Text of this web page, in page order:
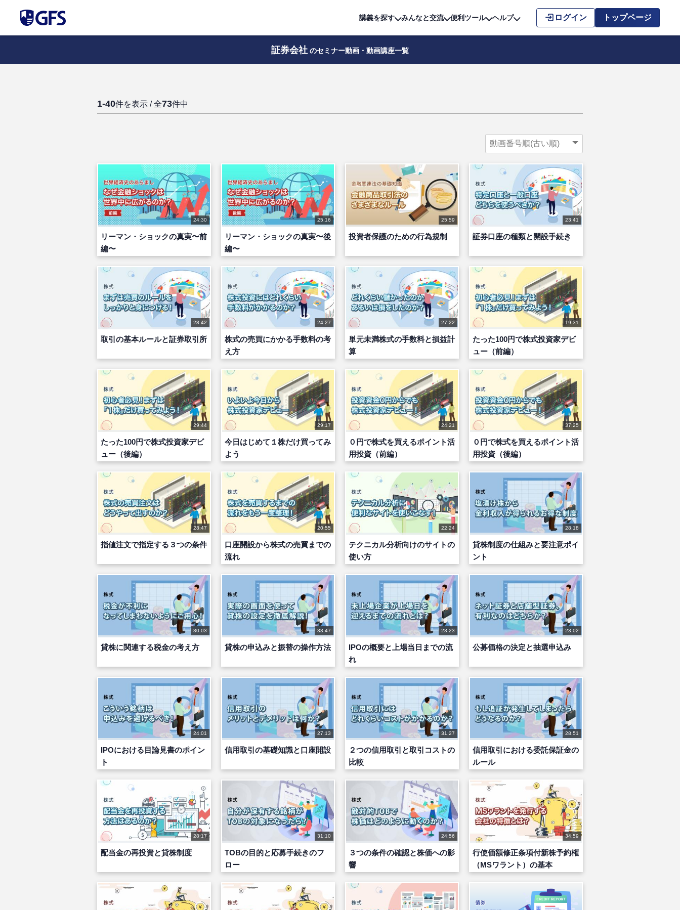
講義を探す みんなと交流 便利ツール ヘルプ ログイン トップページ
証券会社 のセミナー動画・動画講座一覧
1-40件を表示 / 全73件中
24:30
リーマン・ショックの真実〜前
編〜
25:16
リーマン・ショックの真実〜後
編〜
25:59
投資者保護のための行為規制
23:41
証券口座の種類と開設手続き
28:42
取引の基本ルールと証券取引所
24:27
株式の売買にかかる手数料の考
え方
27:22
単元未満株式の手数料と損益計
算
19:31
たった100円で株式投資家デビ
ュー（前編）
29:44
たった100円で株式投資家デビ
ュー（後編）
29:17
今日はじめて１株だけ買ってみ
よう
24:21
０円で株式を買えるポイント活
用投資（前編）
37:25
０円で株式を買えるポイント活
用投資（後編）
28:47
指値注文で指定する３つの条件
20:55
口座開設から株式の売買までの
流れ
22:24
テクニカル分析向けのサイトの
使い方
28:18
貸株制度の仕組みと要注意ポイ
ント
30:03
貸株に関連する税金の考え方
33:47
貸株の申込みと振替の操作方法
23:23
IPOの概要と上場当日までの流
れ
23:02
公募価格の決定と抽選申込み
24:01
IPOにおける目論見書のポイン
ト
27:13
信用取引の基礎知識と口座開設
31:27
２つの信用取引と取引コストの
比較
28:51
信用取引における委託保証金の
ルール
28:17
配当金の再投資と貸株制度
31:10
TOBの目的と応募手続きのフ
ロー
24:56
３つの条件の確認と株価への影
響
34:59
行使価額修正条項付新株予約権
（MSワラント）の基本